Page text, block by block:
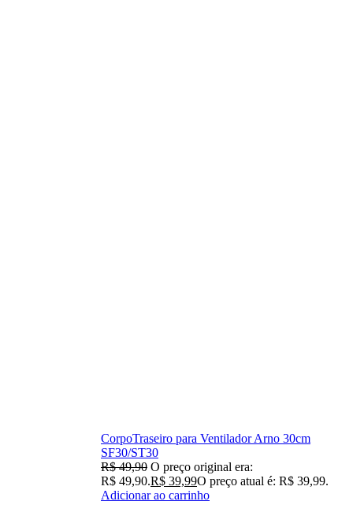
CorpoTraseiro para Ventilador Arno 30cm
SF30/ST30
R$49,90 O preço original era:
R$ 49,90.R$ 39,99O preço atual é: R$ 39,99.
Adicionar ao carrinho